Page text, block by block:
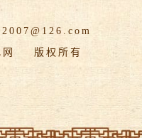
版权所有